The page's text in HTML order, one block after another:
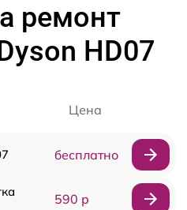
ремонт
HD07
Цена
бесплатно
590 р